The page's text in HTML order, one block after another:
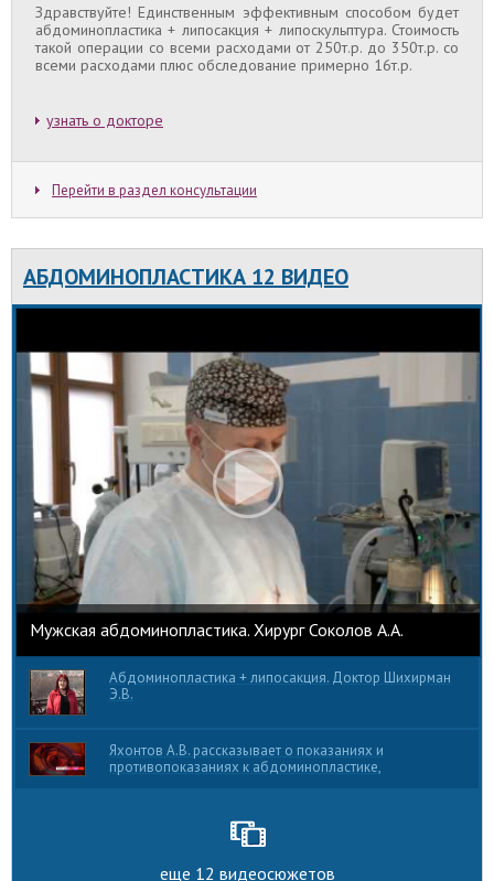
Здравствуйте! Единственным эффективным способом будет
абдоминопластика + липосакция + липоскульптура. Стоимость
такой операции со всеми расходами от 250т.р. до 350т.р. со
всеми расходами плюс обследование примерно 16т.р.
узнать о докторе
Перейти в раздел консультации
АБДОМИНОПЛАСТИКА 12 ВИДЕО
Мужская абдоминопластика. Хирург Соколов А.А.
Абдоминопластика + липосакция. Доктор Шихирман
Э.В.
Яхонтов А.В. рассказывает о показаниях и
противопоказаниях к абдоминопластике,
еще 12 видеосюжетов